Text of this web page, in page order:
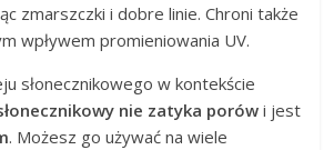
zmarszczki i dobre linie. Chroni także
wpływem promieniowania UV.
słonecznikowego w kontekście
nie zatyka porówi jest
. Możesz go używać na wiele